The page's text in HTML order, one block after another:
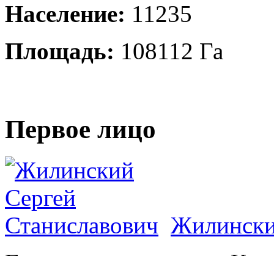
Население: 11235
Площадь: 108112 Га
Первое лицо